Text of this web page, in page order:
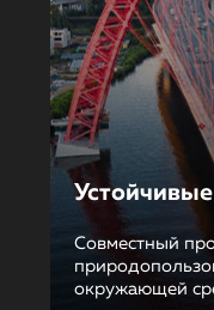
Совместный
окружающей